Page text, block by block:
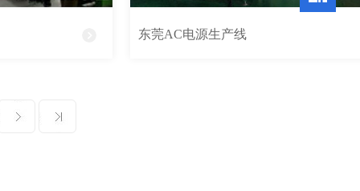
东莞AC电源生产线